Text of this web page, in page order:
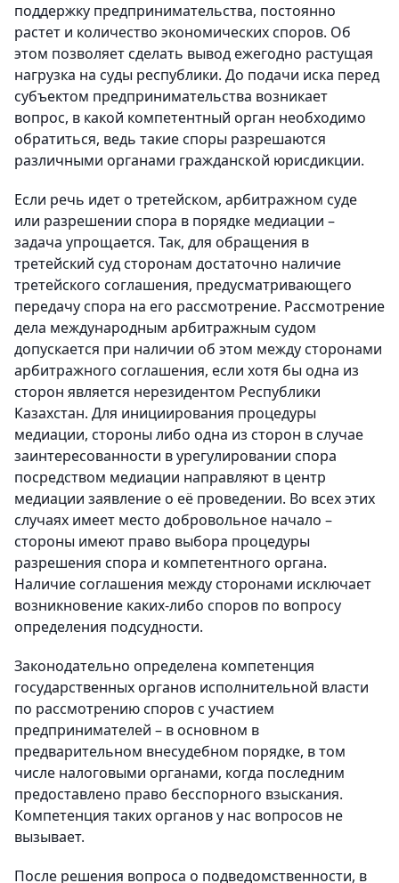
поддержку предпринимательства, постоянно
растет и количество экономических споров. Об
этом позволяет сделать вывод ежегодно растущая
нагрузка на суды республики. До подачи иска перед
субъектом предпринимательства возникает
вопрос, в какой компетентный орган необходимо
обратиться, ведь такие споры разрешаются
различными органами гражданской юрисдикции.
Если речь идет о третейском, арбитражном суде
или разрешении спора в порядке медиации –
задача упрощается. Так, для обращения в
третейский суд сторонам достаточно наличие
третейского соглашения, предусматривающего
передачу спора на его рассмотрение. Рассмотрение
дела международным арбитражным судом
допускается при наличии об этом между сторонами
арбитражного соглашения, если хотя бы одна из
сторон является нерезидентом Республики
Казахстан. Для инициирования процедуры
медиации, стороны либо одна из сторон в случае
заинтересованности в урегулировании спора
посредством медиации направляют в центр
медиации заявление о её проведении. Во всех этих
случаях имеет место добровольное начало –
стороны имеют право выбора процедуры
разрешения спора и компетентного органа.
Наличие соглашения между сторонами исключает
возникновение каких-либо споров по вопросу
определения подсудности.
Законодательно определена компетенция
государственных органов исполнительной власти
по рассмотрению споров с участием
предпринимателей – в основном в
предварительном внесудебном порядке, в том
числе налоговыми органами, когда последним
предоставлено право бесспорного взыскания.
Компетенция таких органов у нас вопросов не
вызывает.
После решения вопроса о подведомственности, в